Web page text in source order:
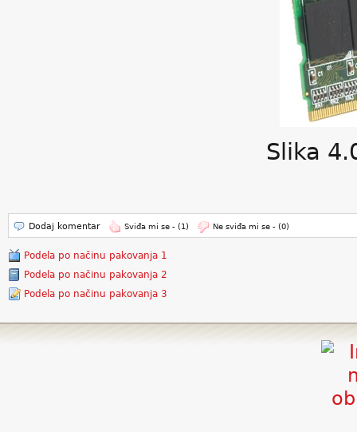
Slika
Dodaj komentar Sviđa mi se - (1) Ne sviđa mi se - (0)
Podela po načinu pakovanja 1
Podela po načinu pakovanja 2
Podela po načinu pakovanja 3